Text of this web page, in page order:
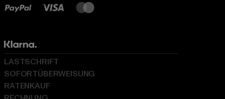
LASTSCHRIFT
SOFORTÜBERWEISUNG
RATENKAUF